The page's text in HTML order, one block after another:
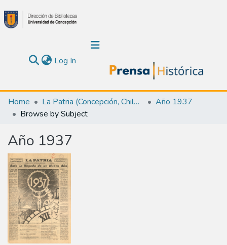
Log In(current)
Communities & Collections
Calendar
All of DSpace
Home La Patria (Concepción, Chile : 1923)
Año 1937
Browse by Subject
Año 1937